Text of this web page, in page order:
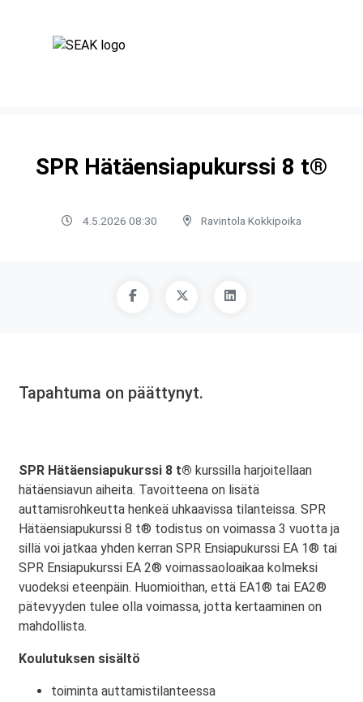
SPR Hätäensiapukurssi 8 t®
4.5.2026 08:30 Ravintola Kokkipoika
Tapahtuma on päättynyt.
SPR Hätäensiapukurssi 8 t® kurssilla harjoitellaan
hätäensiavun aiheita. Tavoitteena on lisätä
auttamisrohkeutta henkeä uhkaavissa tilanteissa. SPR
Hätäensiapukurssi 8 t® todistus on voimassa 3 vuotta ja
sillä voi jatkaa yhden kerran SPR Ensiapukurssi EA 1® tai
SPR Ensiapukurssi EA 2® voimassaoloaikaa kolmeksi
vuodeksi eteenpäin. Huomioithan, että EA1® tai EA2®
pätevyyden tulee olla voimassa, jotta kertaaminen on
mahdollista.
Koulutuksen sisältö
toiminta auttamistilanteessa